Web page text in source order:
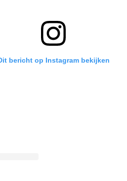
bericht op Instagram bekijken